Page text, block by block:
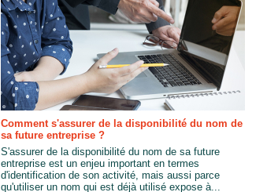
Comment s'assurer de la disponibilité du nom de
sa future entreprise ?
S'assurer de la disponibilité du nom de sa future
entreprise est un enjeu important en termes
d'identification de son activité, mais aussi parce
qu'utiliser un nom qui est déjà utilisé expose à...